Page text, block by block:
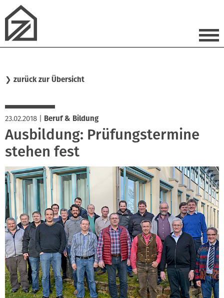
❯ zurück zur Übersicht
23.02.2018 Beruf & Bildung
Ausbildung: Prüfungstermine
stehen fest